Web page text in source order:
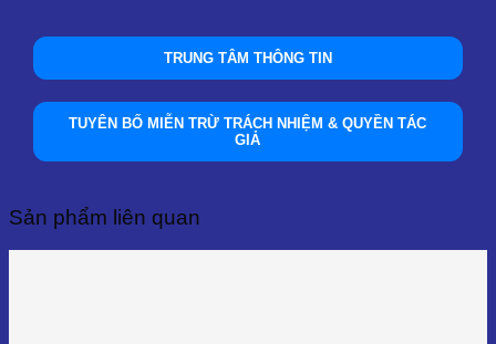
TRUNG TÂM THÔNG TIN
TUYÊN BỐ MIỄN TRỪ TRÁCH NHIỆM & QUYỀN TÁC
GIẢ
Sản phẩm liên quan